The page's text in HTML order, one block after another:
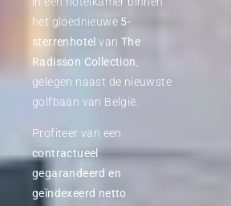
het gloednieuwe 5-
sterrenhotelvan The
Radisson Collection
gelegen naast de nieuwste
golfbaan van België.
Profiteer van een
contractueel
gegarandeerd en
geïndexeerd netto